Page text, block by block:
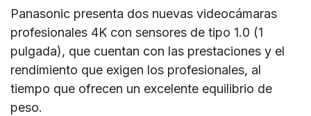
Panasonic presenta dos nuevas videocámaras
profesionales 4K con sensores de tipo 1.0 (1
pulgada), que cuentan con las prestaciones y el
rendimiento que exigen los profesionales, al
tiempo que ofrecen un excelente equilibrio de
peso.